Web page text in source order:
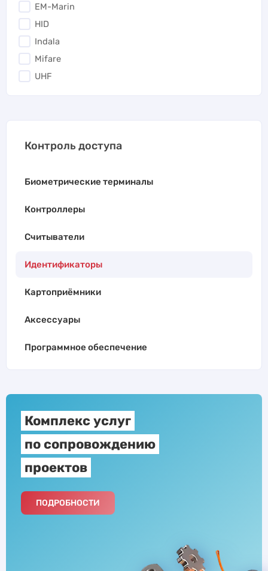
EM-Marin
HID
Indala
Mifare
UHF
Контроль доступа
Биометрические терминалы
Контроллеры
Считыватели
Идентификаторы
Картоприёмники
Аксессуары
Программное обеспечение
Комплекс услуг
по сопровождению
проектов
ПОДРОБНОСТИ